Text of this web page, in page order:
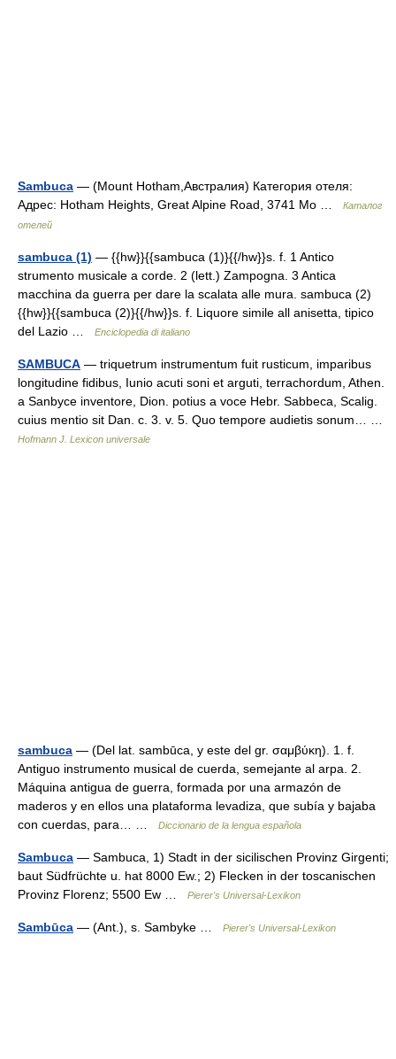
Sambuca — (Mount Hotham,Австралия) Категория отеля:
Адрес: Hotham Heights, Great Alpine Road, 3741 Mo …
Каталог
отелей
sambuca (1) — {{hw}}{{sambuca (1)}{{/hw}}s. f. 1 Antico
strumento musicale a corde. 2 (lett.) Zampogna. 3 Antica
macchina da guerra per dare la scalata alle mura. sambuca (2)
{{hw}}{{sambuca (2)}{{/hw}}s. f. Liquore simile all anisetta, tipico
del Lazio …
Enciclopedia di italiano
SAMBUCA — triquetrum instrumentum fuit rusticum, imparibus
longitudine fidibus, Iunio acuti soni et arguti, terrachordum, Athen.
a Sanbyce inventore, Dion. potius a voce Hebr. Sabbeca, Scalig.
cuius mentio sit Dan. c. 3. v. 5. Quo tempore audietis sonum… …
Hofmann J. Lexicon universale
sambuca — (Del lat. sambūca, y este del gr. σαμβύκη). 1. f.
Antiguo instrumento musical de cuerda, semejante al arpa. 2.
Máquina antigua de guerra, formada por una armazón de
maderos y en ellos una plataforma levadiza, que subía y bajaba
con cuerdas, para… …
Diccionario de la lengua española
Sambuca — Sambuca, 1) Stadt in der sicilischen Provinz Girgenti;
baut Südfrüchte u. hat 8000 Ew.; 2) Flecken in der toscanischen
Provinz Florenz; 5500 Ew …
Pierer's Universal-Lexikon
Sambūca — (Ant.), s. Sambyke … Pierer's Universal-Lexikon